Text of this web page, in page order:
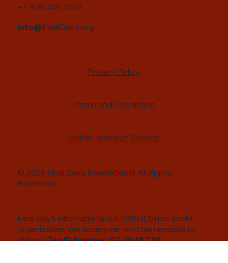
+1-918-418-2222
info@FinalDays.org
© 2026 Final Days International. All Rights
Reserved.
Final Days International is a 501(c)(3) non-profit
organization. We issue year-end tax receipts to
donors.Tax ID Number:92-2948730
Privacy Policy
Terms and Conditions
Mobile Terms of Service